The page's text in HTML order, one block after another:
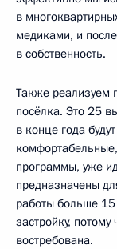
в
медиками, и
в собственность.
Также реализуем
посёлка. Это 25
в конце года
программы, уже
предназначены
работы больше
застройку,
востребована.